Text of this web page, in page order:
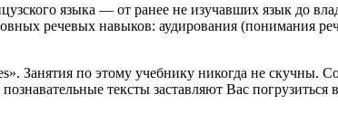
языка — от ранее не изучавших язык до
речевых навыков: аудирования (понимания
Занятия по этому учебнику никогда не скучны.
тексты заставляют Вас